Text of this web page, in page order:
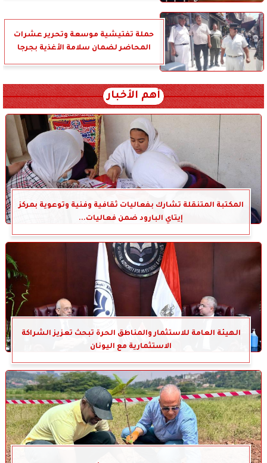
حملة تفتيشية موسعة وتحرير عشرات
المحاضر لضمان سلامة الأغذية بجرجا
أهم الأخبار
المكتبة المتنقلة تشارك بفعاليات ثقافية وفنية وتوعوية بمركز
إيتاي البارود ضمن فعاليات...
الهيئة العامة للاستثمار والمناطق الحرة تبحث تعزيز الشراكة
الاستثمارية مع اليونان